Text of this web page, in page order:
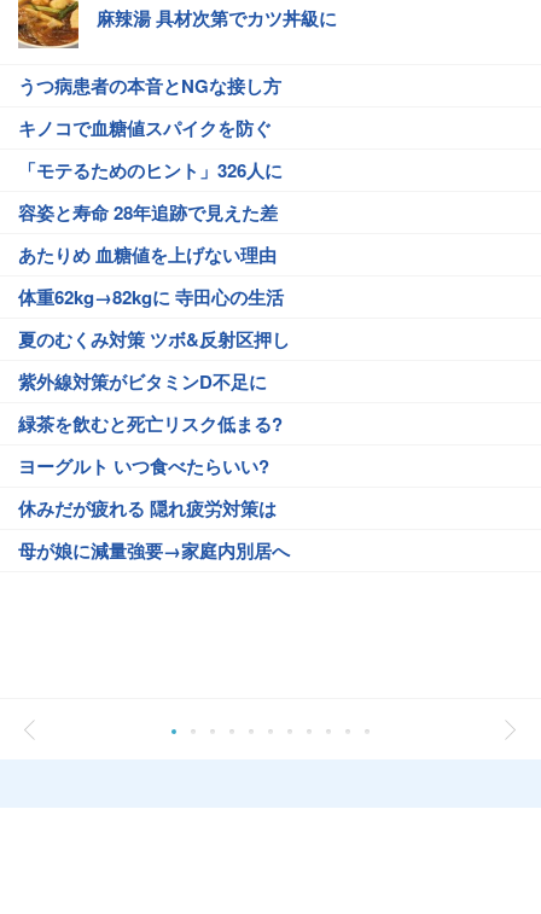
麻辣湯 具材次第でカツ丼級に
うつ病患者の本音とNGな接し方
キノコで血糖値スパイクを防ぐ
「モテるためのヒント」326人に
容姿と寿命 28年追跡で見えた差
あたりめ 血糖値を上げない理由
体重62kg→82kgに 寺田心の生活
夏のむくみ対策 ツボ&反射区押し
紫外線対策がビタミンD不足に
緑茶を飲むと死亡リスク低まる?
ヨーグルト いつ食べたらいい?
休みだが疲れる 隠れ疲労対策は
母が娘に減量強要→家庭内別居へ